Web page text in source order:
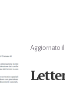
Aggiornato il